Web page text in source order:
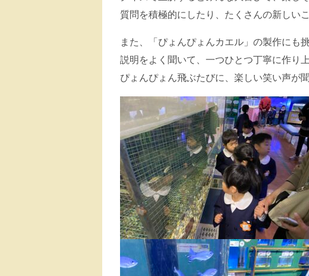
質問を積極的にしたり、たくさんの新しい
また、「ぴょんぴょんカエル」の製作にも
説明をよく聞いて、一つひとつ丁寧に作り
ぴょんぴょん飛ぶたびに、楽しい笑い声が